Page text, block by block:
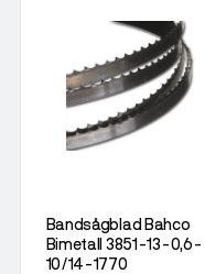
Bandsågblad Bahco
Bimetall 3851-13-0,6-
10/14-1770